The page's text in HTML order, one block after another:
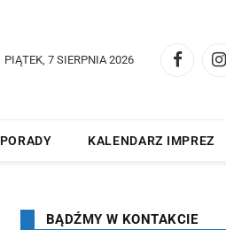
PIĄTEK, 7 SIERPNIA 2026
Facebook
PORADY KALENDARZ IMPREZ
BĄDŹMY W KONTAKCIE